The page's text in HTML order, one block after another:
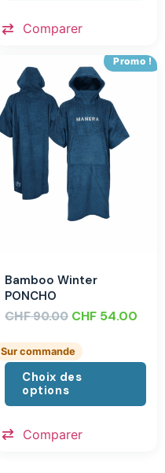
Comparer
Promo !
Bamboo Winter
PONCHO
CHF90.00 CHF 54.00
Sur commande
Choix des
options
Comparer